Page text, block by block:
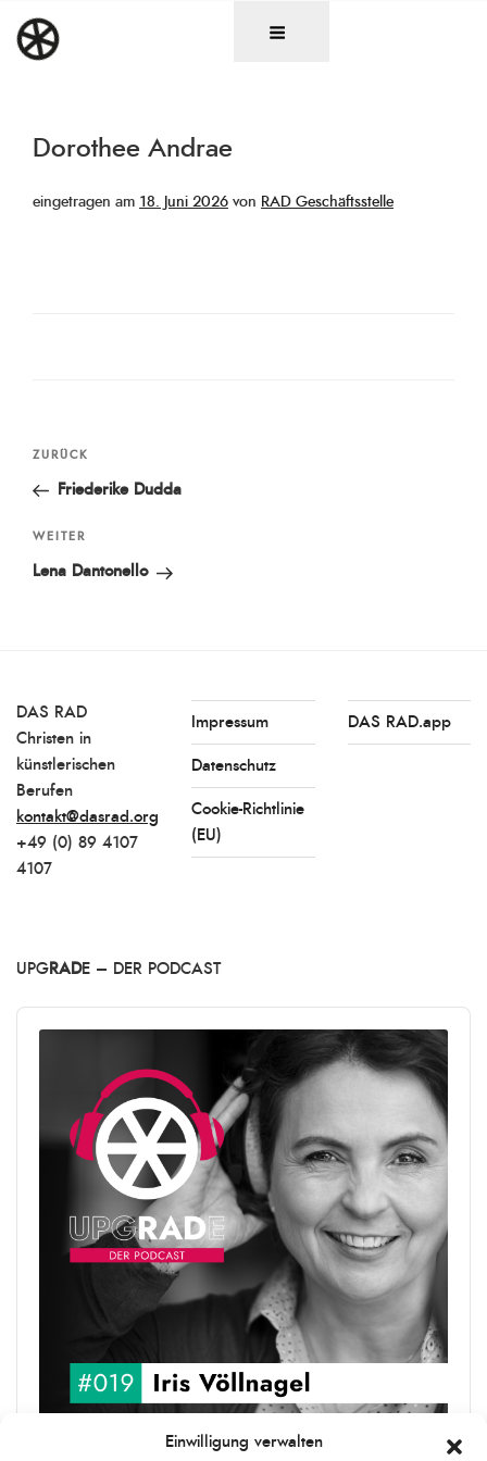
Einwilligung verwalten
Inhalt
springen
Dorothee Andrae
eingetragen am Veröffentlicht
18. Juni 2026 von RAD Geschäftsstelle
Beitragsnavigation
Vorheriger
Beitrag
ZURÜCK
Friederike Dudda
Nächster
Beitrag
WEITER
Lena Dantonello
DAS RAD
Christen in
künstlerischen
Berufen
kontakt@dasrad.org
+49 (0) 89 4107
4107
Impressum
Datenschutz
Cookie-Richtlinie
(EU)
DAS RAD.app
UPG RADE – DER PODCAST
Audio